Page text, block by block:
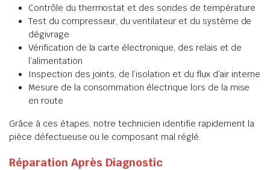
Contrôle du thermostat et des sondes de température
Test du compresseur, du ventilateur et du système de
dégivrage
Vérification de la carte électronique, des relais et de
l’alimentation
Inspection des joints, de l’isolation et du flux d’air interne
Mesure de la consommation électrique lors de la mise
en route
Grâce à ces étapes, notre technicien identifie rapidement la
pièce défectueuse ou le composant mal réglé.
Réparation Après Diagnostic